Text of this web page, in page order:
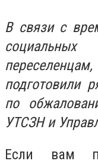
В связи с
подготовили
по
УТСЗН и
Если вам